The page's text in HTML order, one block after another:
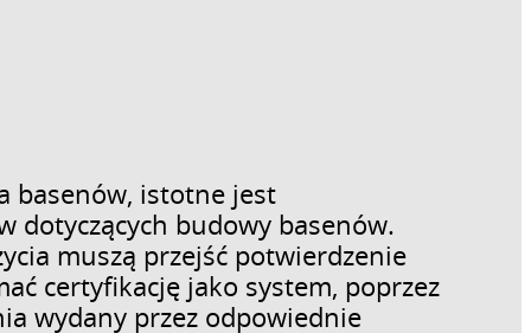
basenów, istotne jest
dotyczących budowy basenów.
muszą przejść potwierdzenie
certyfikację jako system, poprzez
wydany przez odpowiednie